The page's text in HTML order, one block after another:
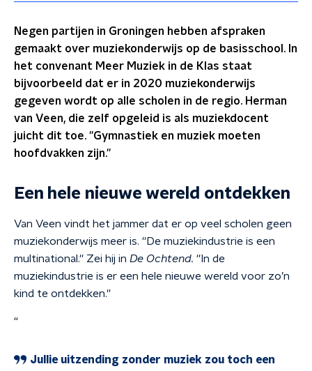
Negen partijen in Groningen hebben afspraken
gemaakt over muziekonderwijs op de basisschool. In
het convenant Meer Muziek in de Klas staat
bijvoorbeeld dat er in 2020 muziekonderwijs
gegeven wordt op alle scholen in de regio. Herman
van Veen, die zelf opgeleid is als muziekdocent
juicht dit toe. ''Gymnastiek en muziek moeten
hoofdvakken zijn.''
Een hele nieuwe wereld ontdekken
Van Veen vindt het jammer dat er op veel scholen geen
muziekonderwijs meer is. ''De muziekindustrie is een
multinational.'' Zei hij in De Ochtend. ''In de
muziekindustrie is er een hele nieuwe wereld voor zo’n
kind te ontdekken.''
“
Jullie uitzending zonder muziek zou toch een